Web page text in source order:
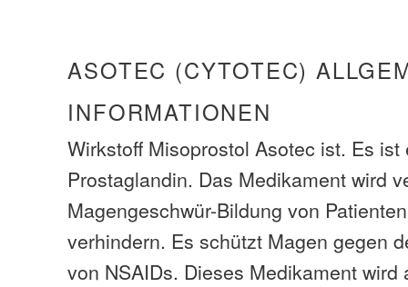
ASOTEC (CYTOTEC)
INFORMATIONEN
Wirkstoff Misoprostol Asotec ist. Es
Prostaglandin. Das Medikament wird
Magengeschwür-Bildung von
verhindern. Es schützt Magen gegen
von NSAIDs. Dieses Medikament wird